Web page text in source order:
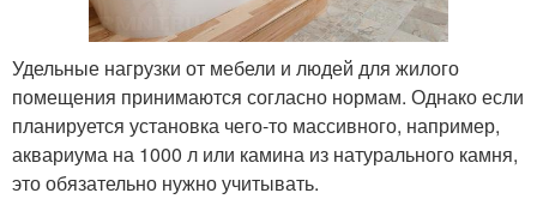
Удельные нагрузки от мебели и людей для жилого
помещения принимаются согласно нормам. Однако если
планируется установка чего-то массивного, например,
аквариума на 1000 л или камина из натурального камня,
это обязательно нужно учитывать.